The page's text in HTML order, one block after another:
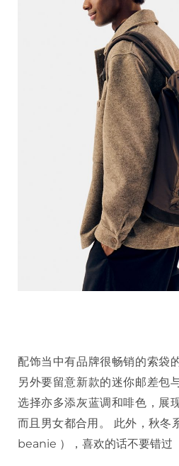
配饰当中有品牌很畅销的索袋
另外要留意新款的迷你邮差包
选择亦多添灰蓝调和啡色，展
而且男女都合用。 此外，秋冬
beanie ），喜欢的话不要错过